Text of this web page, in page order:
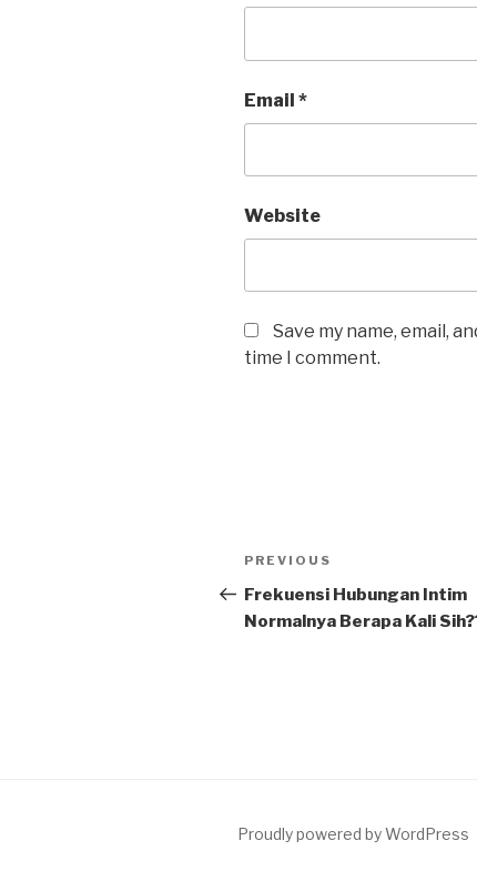
Email *
Website
Save my name, email,
time I comment.
Post
navigation
Previous
Post
PREVIOUS
Frekuensi Hubungan Intim
Normalnya Berapa Kali
Proudly powered by WordPress